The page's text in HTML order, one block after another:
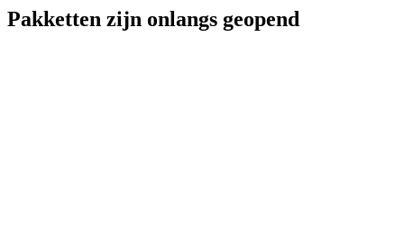
Pakketten zijn onlangs geopend